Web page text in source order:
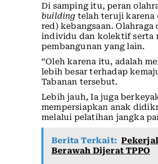
Di samping itu, peran
building telah teruji karena
red) kebangsaan.
individu dan kolektif serta
pembangunan yang lain.
“Oleh karena itu, adalah
lebih besar terhadap
Tabanan tersebut.
Lebih jauh, Ia juga
mempersiapkan anak
melalui pelatihan jangka
Berita Terkait:
Berawah Dijerat TPPO